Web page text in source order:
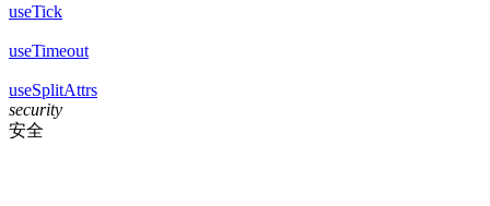
useTick
useTimeout
useSplitAttrs
security
安全